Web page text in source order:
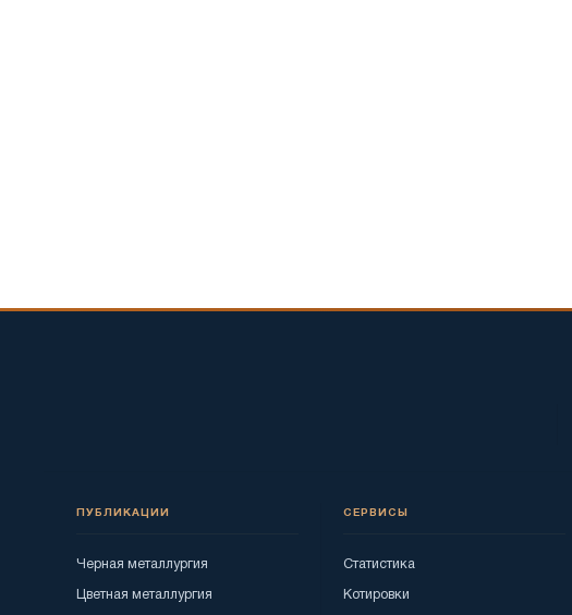
ПУБЛИКАЦИИ
Черная металлургия
Цветная металлургия
СЕРВИСЫ
Статистика
Котировки